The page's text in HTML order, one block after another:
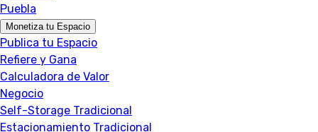
Puebla
Monetiza tu Espacio
Publica tu Espacio
Refiere y Gana
Calculadora de Valor
Negocio
Self-Storage Tradicional
Estacionamiento Tradicional